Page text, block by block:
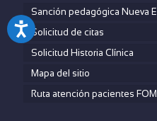
Sanción pedagógica Nueva
Solicitud de citas
Solicitud Historia Clínica
Mapa del sitio
Ruta atención pacientes